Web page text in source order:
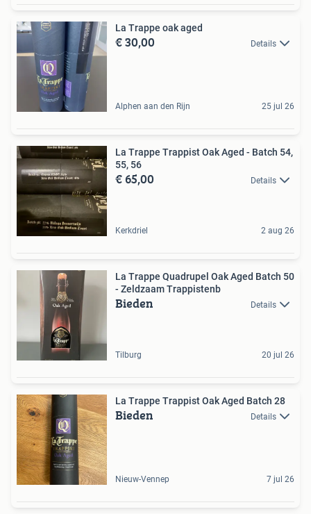
La Trappe oak aged
€ 30,00 Details
Alphen aan den Rijn 25 jul 26
La Trappe Trappist Oak Aged - Batch 54,
55, 56
€ 65,00 Details
Kerkdriel 2 aug 26
La Trappe Quadrupel Oak Aged Batch 50
- Zeldzaam Trappistenb
Bieden Details
Tilburg 20 jul 26
La Trappe Trappist Oak Aged Batch 28
Bieden Details
Nieuw-Vennep 7 jul 26